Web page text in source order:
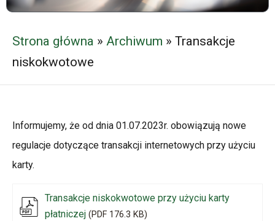
Strona główna » Archiwum » Transakcje
niskokwotowe
Informujemy, że od dnia 01.07.2023r. obowiązują nowe
regulacje dotyczące transakcji internetowych przy użyciu
karty.
Transakcje niskokwotowe przy użyciu karty
płatniczej (PDF 176.3 KB)